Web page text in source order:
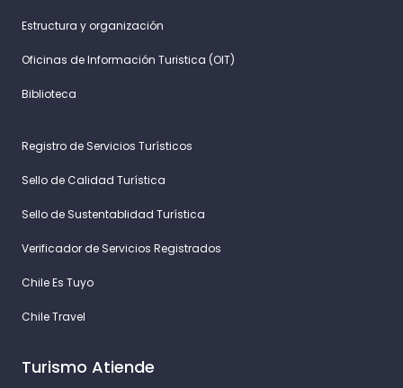
Estructura y organización
Oficinas de Información Turistica (OIT)
Biblioteca
Registro de Servicios Turísticos
Sello de Calidad Turística
Sello de Sustentablidad Turística
Verificador de Servicios Registrados
Chile Es Tuyo
Chile Travel
Turismo Atiende